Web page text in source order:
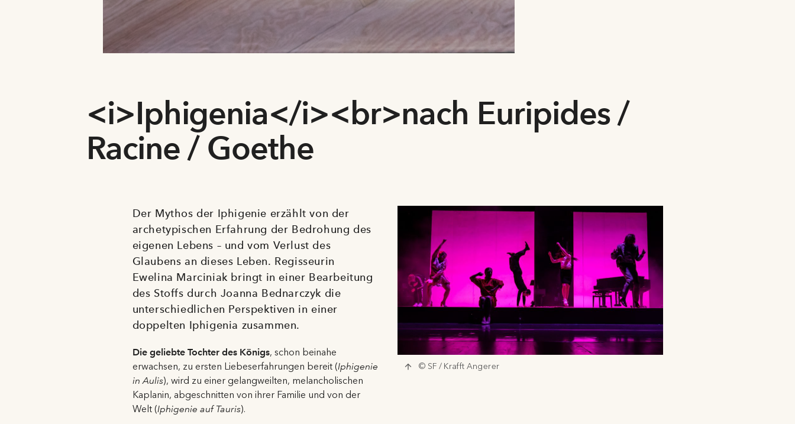
<i>Iphigenia</i><br>nach Euripides /
Racine / Goethe
© SF / Krafft Angerer
Der Mythos der Iphigenie erzählt von der
archetypischen Erfahrung der Bedrohung des
eigenen Lebens – und vom Verlust des
Glaubens an dieses Leben. Regisseurin
Ewelina Marciniak bringt in einer Bearbeitung
des Stoffs durch Joanna Bednarczyk die
unterschiedlichen Perspektiven in einer
doppelten Iphigenia zusammen.
Die geliebte Tochter des Königs, schon beinahe
erwachsen, zu ersten Liebeserfahrungen bereit (Iphigenie
in Aulis), wird zu einer gelangweilten, melancholischen
Kaplanin, abgeschnitten von ihrer Familie und von der
Welt (Iphigenie auf Tauris).